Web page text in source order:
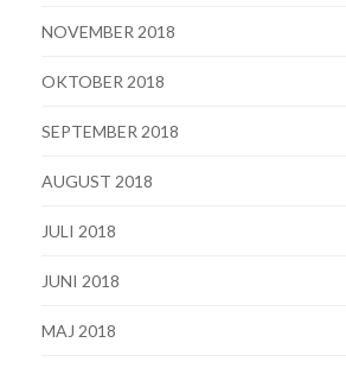
NOVEMBER 2018
OKTOBER 2018
SEPTEMBER 2018
AUGUST 2018
JULI 2018
JUNI 2018
MAJ 2018